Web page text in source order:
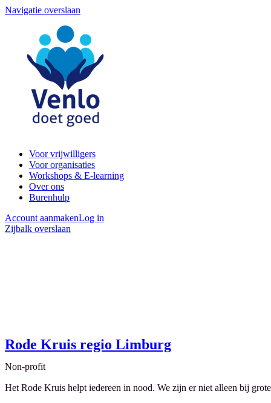
Navigatie overslaan
Voor vrijwilligers
Voor organisaties
Workshops & E-learning
Over ons
Burenhulp
Account aanmakenLog in
Zijbalk overslaan
Rode Kruis regio Limburg
Non-profit
Het Rode Kruis helpt iedereen in nood. We zijn er niet alleen bij